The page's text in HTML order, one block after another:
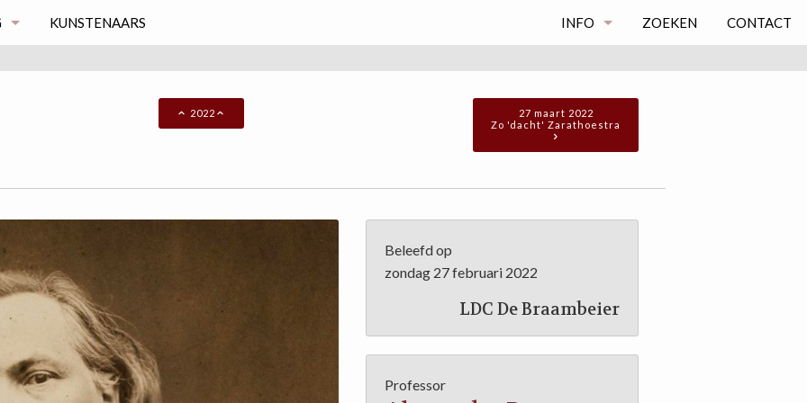
KUNSTENAARS INFO
WIE IS WIE
LID WORDEN
PRIVACY VERKLARING
ZOEKEN CONTACT
2022
27 maart 2022
Zo 'dacht' Zarathoestra
Beleefd op
zondag 27 februari 2022
LDC De Braambeier
Professor